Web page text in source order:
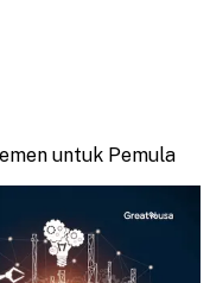
untuk Pemula